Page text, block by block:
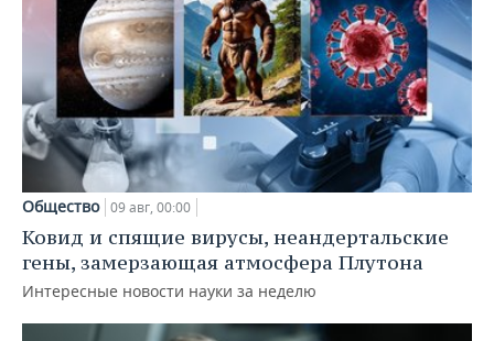
Общество 09 авг, 00:00
Ковид и спящие вирусы, неандертальские
гены, замерзающая атмосфера Плутона
Интересные новости науки за неделю